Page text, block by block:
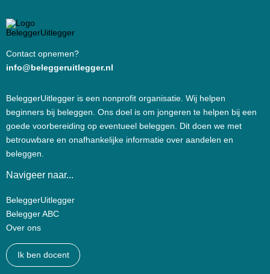
Contact opnemen?
info@beleggeruitlegger.nl
BeleggerUitlegger is een nonprofit organisatie. Wij helpen
beginners bij beleggen. Ons doel is om jongeren te helpen bij een
goede voorbereiding op eventueel beleggen. Dit doen we met
betrouwbare en onafhankelijke informatie over aandelen en
beleggen.
Navigeer naar...
BeleggerUitlegger
Belegger ABC
Over ons
Ik ben docent